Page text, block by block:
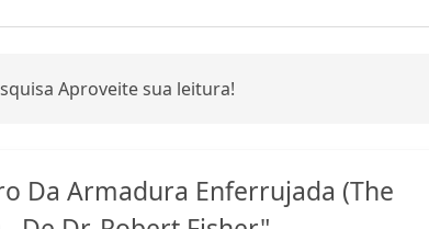
Aproveite sua leitura!
Da Armadura Enferrujada (The